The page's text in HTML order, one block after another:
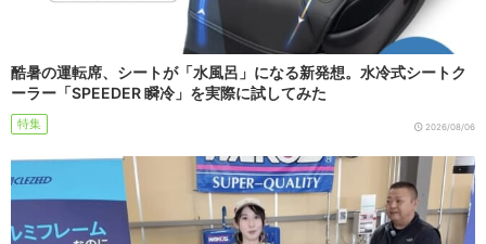
酷暑の運転席、シートが「水風呂」になる新発想。水冷式シートク
ーラー「SPEEDER 瞬冷」を実際に試してみた
特集 2026/08/06